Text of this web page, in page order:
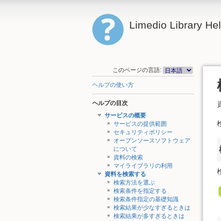
Limedio Library
このページの言語:
ヘルプの使い方
ヘルプの目次
サービスの概要
サービスの提供範囲
セキュリティポリシー
オープンソースソフトウェア
について
資料の検索
マイライブラリの利用
資料を検索する
検索方法を選ぶ
検索条件を指定する
検索条件指定の基礎知識
検索結果が少なすぎるときは
検索結果が多すぎるときは